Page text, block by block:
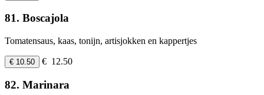
81. Boscajola
Tomatensaus, kaas, tonijn, artisjokken en kappertjes
€ 10.50 € 12.50
82. Marinara